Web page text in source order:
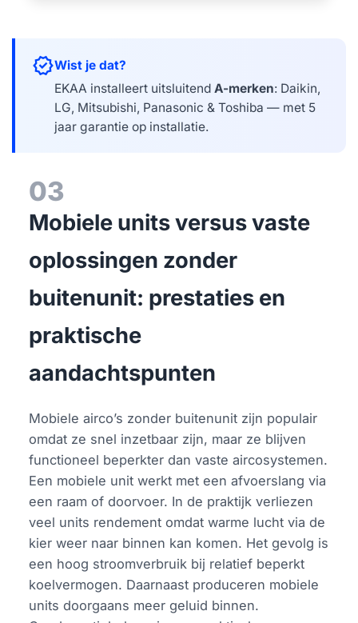
verifiedWist je dat?
EKAA installeert uitsluitendA-merken: Daikin,
LG, Mitsubishi, Panasonic & Toshiba — met 5
jaar garantie op installatie.
03
Mobiele units versus vaste
oplossingen zonder
buitenunit: prestaties en
praktische
aandachtspunten
Mobiele airco’s zonder buitenunit zijn populair
omdat ze snel inzetbaar zijn, maar ze blijven
functioneel beperkter dan vaste aircosystemen.
Een mobiele unit werkt met een afvoerslang via
een raam of doorvoer. In de praktijk verliezen
veel units rendement omdat warme lucht via de
kier weer naar binnen kan komen. Het gevolg is
een hoog stroomverbruik bij relatief beperkt
koelvermogen. Daarnaast produceren mobiele
units doorgaans meer geluid binnen.